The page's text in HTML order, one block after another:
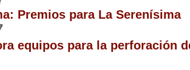
Premios para La Serenísima
equipos para la perforación